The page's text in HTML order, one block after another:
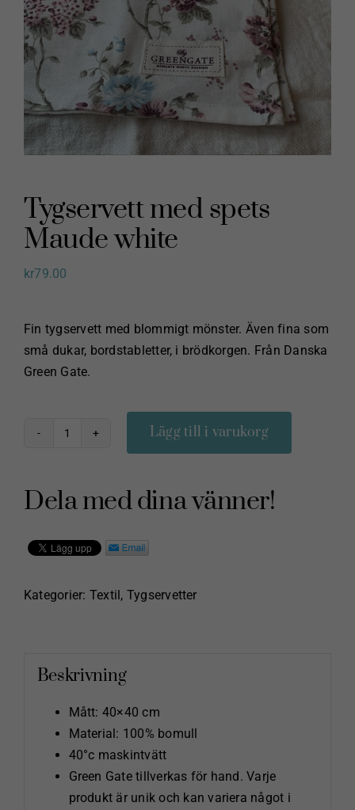
Kundvagn
Tygservett med spets
Maude white
kr79.00
Fin tygservett med blommigt mönster. Även fina som
små dukar, bordstabletter, i brödkorgen. Från Danska
Green Gate.
Maude
mängd
Lägg till i varukorg
Dela med dina vänner!
Kategorier: Textil, Tygservetter
Beskrivning
Mått: 40×40 cm
Material: 100% bomull
40°c maskintvätt
Green Gate tillverkas för hand. Varje
produkt är unik och kan variera något i